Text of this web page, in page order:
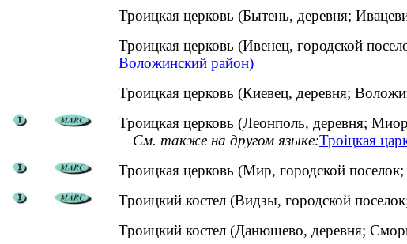
Троицкая церковь (Бытень, деревня;
Троицкая церковь (Ивенец, городской
Воложинский район)
Троицкая церковь (Киевец, деревня;
Троицкая церковь (Леонполь, деревня;
См. также на другом языке:Троіцкая
Троицкая церковь (Мир, городской
Троицкий костел (Видзы, городской
Троицкий костел (Данюшево, деревня;